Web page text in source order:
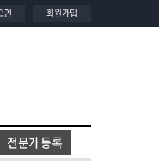
인 회원가입
전문가 등록